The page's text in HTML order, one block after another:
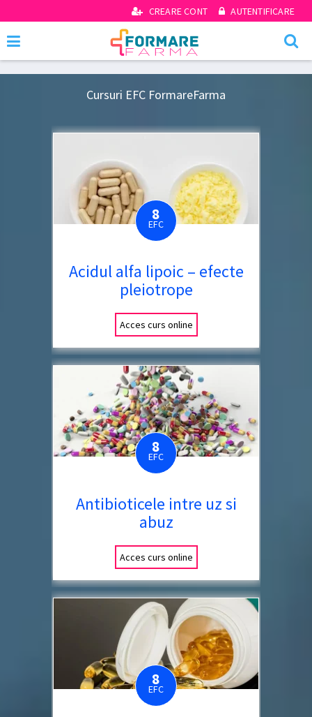
CREARE CONT AUTENTIFICARE
Cursuri EFC FormareFarma
8
EFC
Acidul alfa lipoic – efecte
pleiotrope
Acces curs online
8
EFC
Antibioticele intre uz si
abuz
Acces curs online
8
EFC